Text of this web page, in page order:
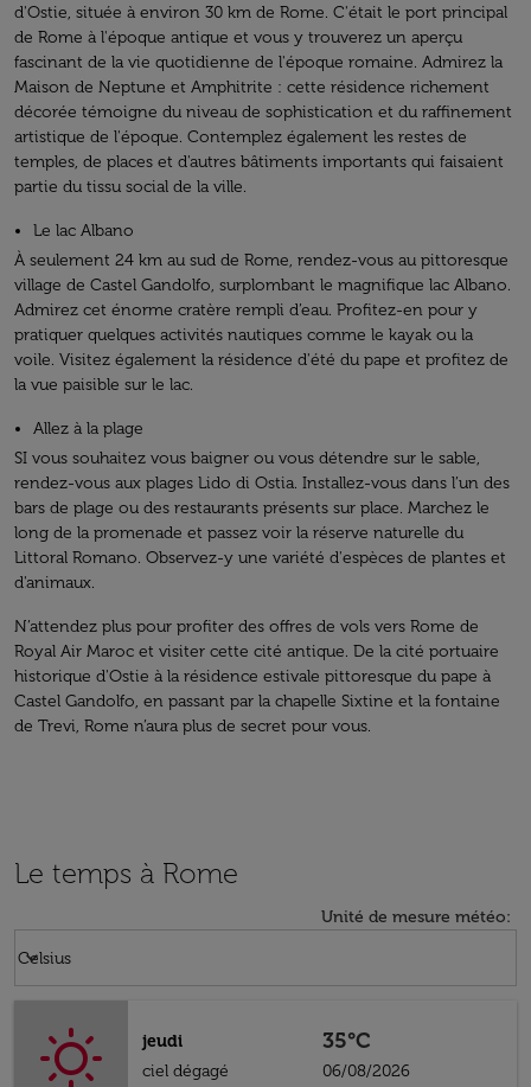
d'Ostie, située à environ 30 km de Rome. C'était le port principal
de Rome à l'époque antique et vous y trouverez un aperçu
fascinant de la vie quotidienne de l'époque romaine. Admirez la
Maison de Neptune et Amphitrite : cette résidence richement
décorée témoigne du niveau de sophistication et du raffinement
artistique de l'époque. Contemplez également les restes de
temples, de places et d'autres bâtiments importants qui faisaient
partie du tissu social de la ville.
Le lac Albano
À seulement 24 km au sud de Rome, rendez-vous au pittoresque
village de Castel Gandolfo, surplombant le magnifique lac Albano.
Admirez cet énorme cratère rempli d’eau. Profitez-en pour y
pratiquer quelques activités nautiques comme le kayak ou la
voile. Visitez également la résidence d'été du pape et profitez de
la vue paisible sur le lac.
Allez à la plage
SI vous souhaitez vous baigner ou vous détendre sur le sable,
rendez-vous aux plages Lido di Ostia. Installez-vous dans l’un des
bars de plage ou des restaurants présents sur place. Marchez le
long de la promenade et passez voir la réserve naturelle du
Littoral Romano. Observez-y une variété d'espèces de plantes et
d'animaux.
N’attendez plus pour profiter des offres de vols vers Rome de
Royal Air Maroc et visiter cette cité antique. De la cité portuaire
historique d'Ostie à la résidence estivale pittoresque du pape à
Castel Gandolfo, en passant par la chapelle Sixtine et la fontaine
de Trevi, Rome n’aura plus de secret pour vous.
Le temps à Rome
Unité de mesure météo:
Celsius
keyboard_arrow_down
jeudi
ciel dégagé
35°C
06/08/2026